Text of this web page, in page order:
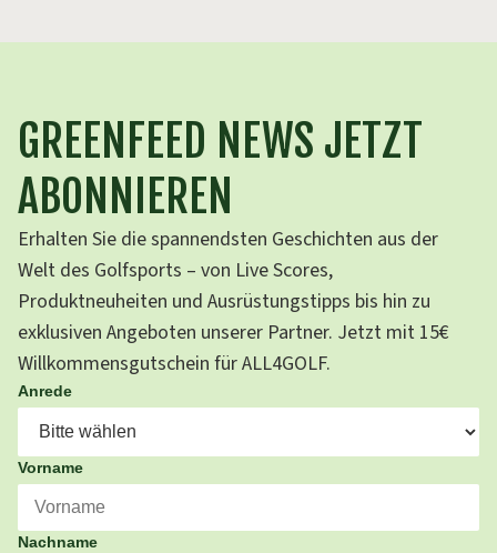
GREENFEED NEWS JETZT
ABONNIEREN
Erhalten Sie die spannendsten Geschichten aus der
Welt des Golfsports – von Live Scores,
Produktneuheiten und Ausrüstungstipps bis hin zu
exklusiven Angeboten unserer Partner. Jetzt mit 15€
Willkommensgutschein für ALL4GOLF.
Anrede
Vorname
Nachname